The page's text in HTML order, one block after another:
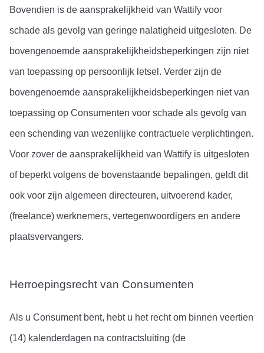
Bovendien is de aansprakelijkheid van Wattify voor
schade als gevolg van geringe nalatigheid uitgesloten. De
bovengenoemde aansprakelijkheidsbeperkingen zijn niet
van toepassing op persoonlijk letsel. Verder zijn de
bovengenoemde aansprakelijkheidsbeperkingen niet van
toepassing op Consumenten voor schade als gevolg van
een schending van wezenlijke contractuele verplichtingen.
Voor zover de aansprakelijkheid van Wattify is uitgesloten
of beperkt volgens de bovenstaande bepalingen, geldt dit
ook voor zijn algemeen directeuren, uitvoerend kader,
(freelance) werknemers, vertegenwoordigers en andere
plaatsvervangers.
Herroepingsrecht van Consumenten
Als u Consument bent, hebt u het recht om binnen veertien
(14) kalenderdagen na contractsluiting (de